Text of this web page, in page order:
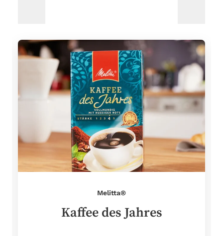
Melitta®
Kaffee des Jahres